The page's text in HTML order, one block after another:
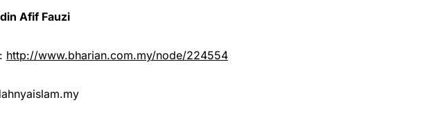
Afif Fauzi
http://www.bharian.com.my/node/224554